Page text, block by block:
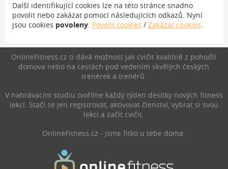
Další identifikující cookies lze na této stránce snadno
povolit nebo zakázat pomocí následujících odkazů. Nyní
jsou cookies povoleny. Povolit cookies / Zakázat cookies.
OnlineFitness.cz ti dává možnost jak cvičit kvalitně z pohodlí
domova nebo na cestách pod vedením skvělých českých
trenérek a trenérů.
V nahrávacím studiu tvoříme každý týden desítky nových fitness
lekcí. Stačí se jen registrovat, aktivovat členství, vybrat si svou
lekci a začít cvičit.
OnlineFitness.cz - jsme fitko u tebe doma.